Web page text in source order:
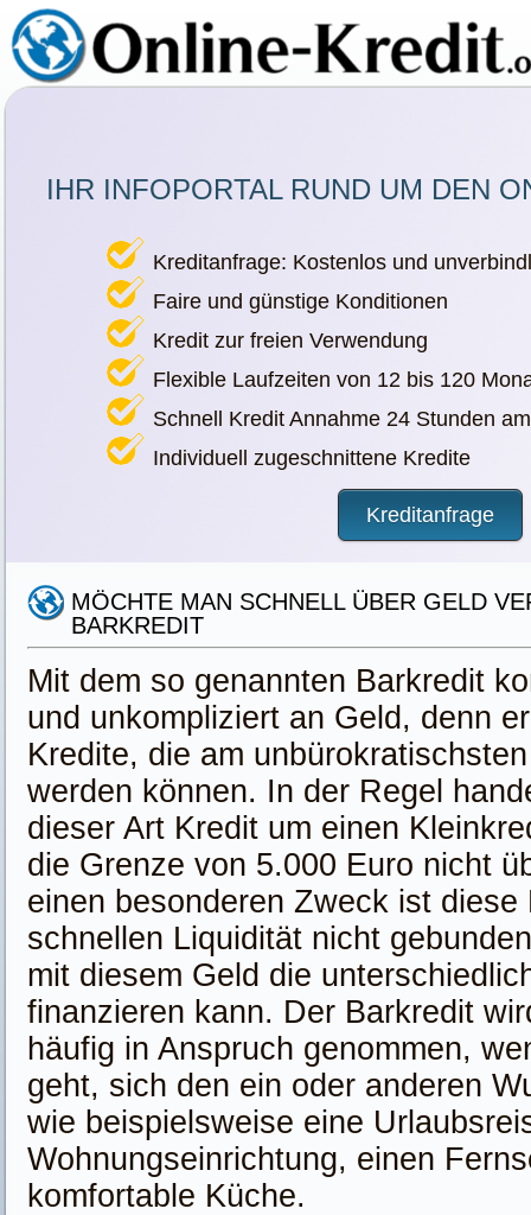
IHR INFOPORTAL RUND UM DEN
Kreditanfrage: Kostenlos und
Faire und günstige Konditionen
Kredit zur freien Verwendung
Flexible Laufzeiten von 12 bis 120
Schnell Kredit Annahme 24 Stunden
Individuell zugeschnittene Kredite
Kreditanfrage
MÖCHTE MAN SCHNELL ÜBER GELD
BARKREDIT
Mit dem so genannten Barkredit
und unkompliziert an Geld, denn
Kredite, die am
werden können. In der Regel
dieser Art Kredit um einen
die Grenze von 5.000 Euro nicht
einen besonderen Zweck ist diese
schnellen Liquidität nicht
mit diesem Geld die
finanzieren kann. Der Barkredit
häufig in Anspruch genommen,
geht, sich den ein oder anderen
wie beispielsweise eine
Wohnungseinrichtung, einen
komfortable Küche.